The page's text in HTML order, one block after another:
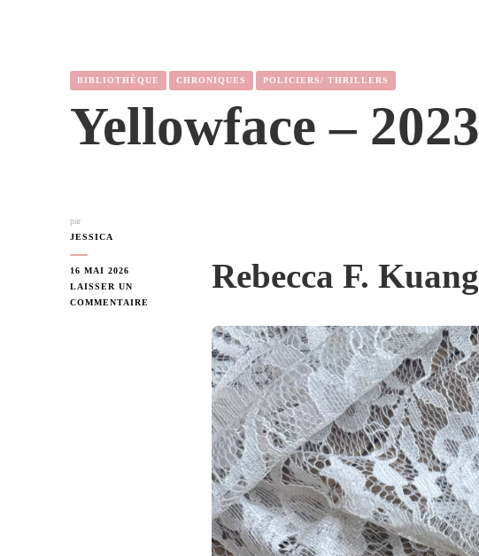
BIBLIOTHÈQUE CHRONIQUES POLICIERS/ THRILLERS
Yellowface – 2023
par
JESSICA
16 MAI 2026
LAISSER UN
COMMENTAIRE
Rebecca F. Kuang